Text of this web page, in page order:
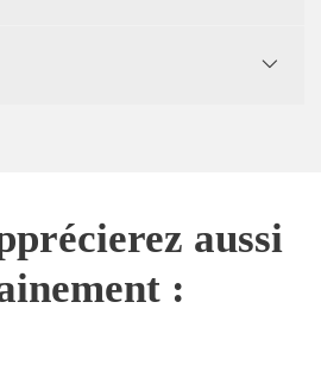
aussi
: